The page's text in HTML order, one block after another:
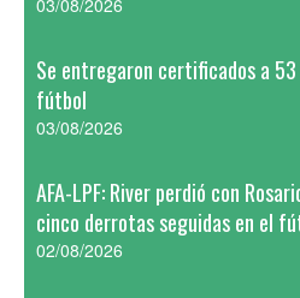
03/08/2026
Se entregaron certificados a
fútbol
03/08/2026
AFA-LPF: River perdió con
cinco derrotas seguidas en el
02/08/2026